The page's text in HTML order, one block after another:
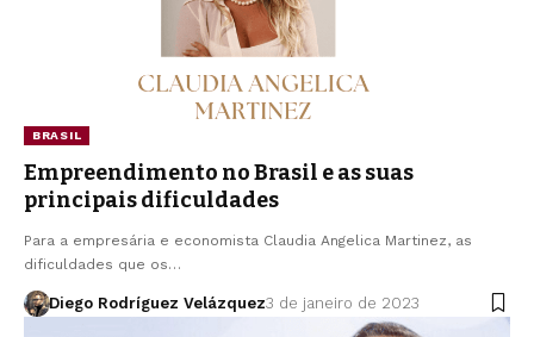
BRASIL
Empreendimento no Brasil e as suas
principais dificuldades
Para a empresária e economista Claudia Angelica Martinez, as
dificuldades que os…
Diego Rodríguez Velázquez3 de janeiro de 2023